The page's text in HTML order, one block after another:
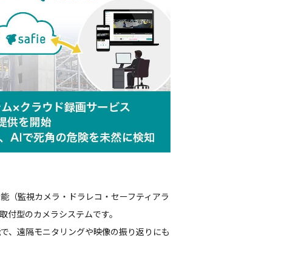
（監視カメラ・ドラレコ・セーフティアラ
型のカメラシステムです。
、遠隔モニタリングや映像の振り返りにも